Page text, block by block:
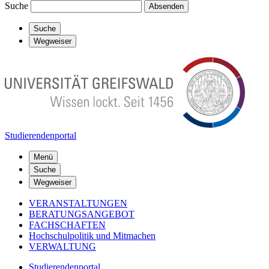
Suche Absenden
Suche
Wegweiser
Studierendenportal
Menü
Suche
Wegweiser
VERANSTALTUNGEN
BERATUNGSANGEBOT
FACHSCHAFTEN
Hochschulpolitik und Mitmachen
VERWALTUNG
Studierendenportal